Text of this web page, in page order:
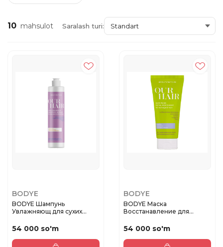
10 mahsulot Saralash turi:
BODYE
BODYE Шампунь
Увлажняющ для сухих
54 000 so'm
BODYE
BODYE Маска
Восстанавление для
54 000 so'm